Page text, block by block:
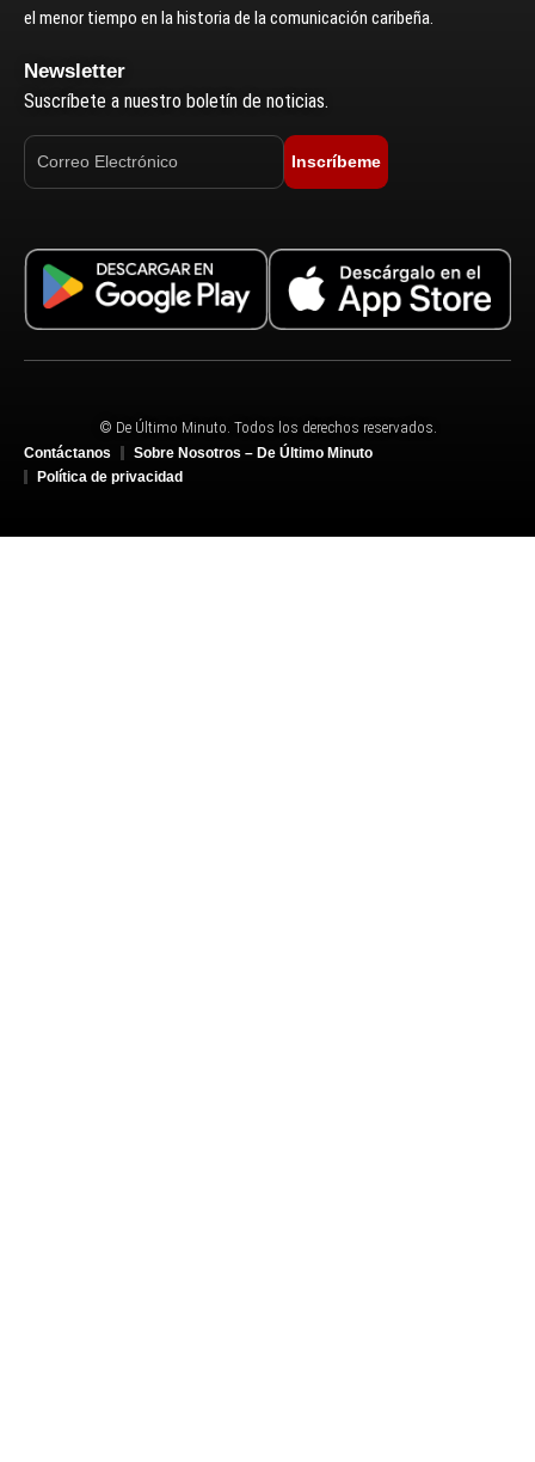
el menor tiempo en la historia de la comunicación caribeña.
Newsletter
Suscríbete a nuestro boletín de noticias.
Inscríbeme
© De Último Minuto. Todos los derechos reservados.
Contáctanos
Sobre Nosotros – De Último Minuto
Política de privacidad